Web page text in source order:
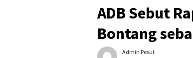
ADB Sebut
Bontang
Admin Pesut